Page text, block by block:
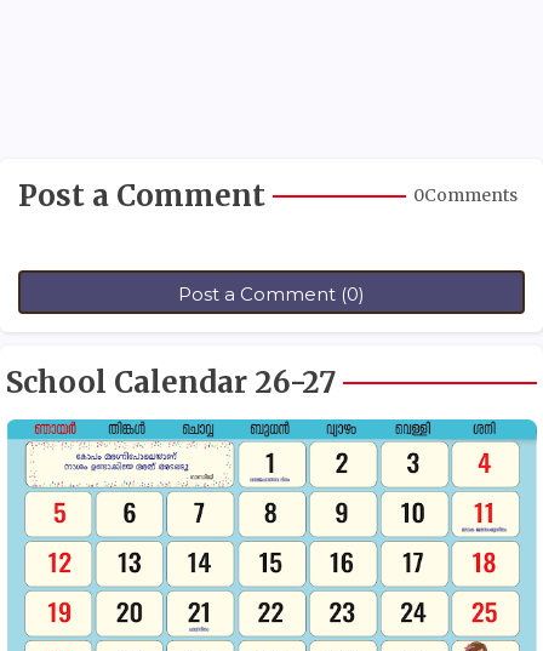
Post a Comment 0Comments
Post a Comment (0)
School Calendar 26-27